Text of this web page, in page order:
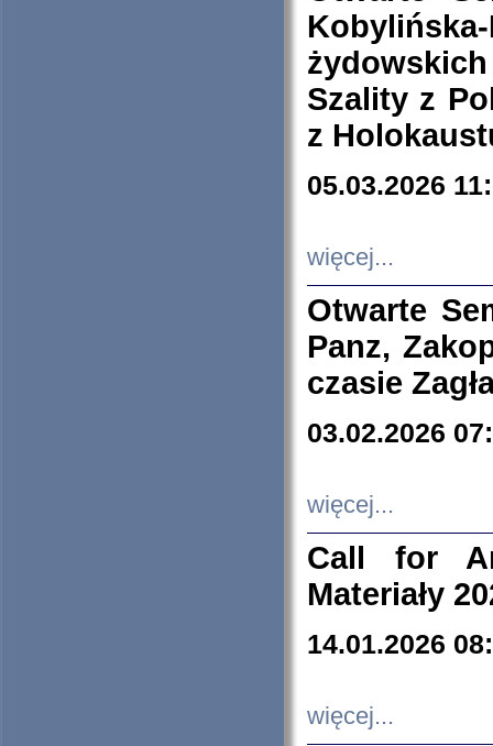
Szality z
z
05.03.2026
więcej...
Otwarte
Panz,
czasie
03.02.2026
więcej...
Call for
Materiały
14.01.2026
więcej...